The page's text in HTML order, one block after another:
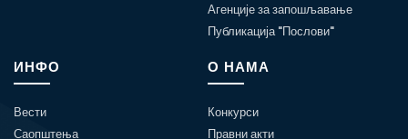
Агенције за запошљавање
Публикација "Послови"
ИНФО
Вести
Саопштења
О НАМА
Конкурси
Правни акти